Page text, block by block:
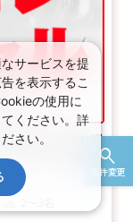
条件変更
日前までがお得
煙】柿渋の間
サービスを提
を表示するこ
の使用に
ください。詳
さい。